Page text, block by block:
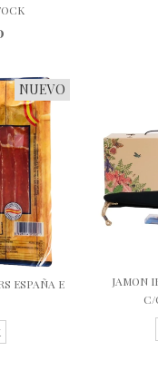
NUEVO
ESPAÑA E
JAMON
C/